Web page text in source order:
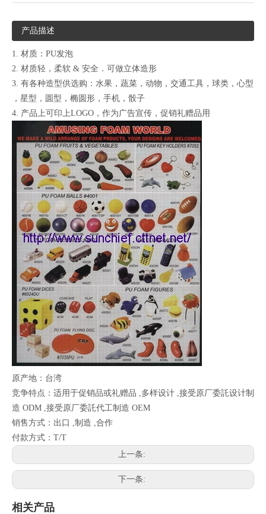
产品描述
1. 材质：PU发泡
2. 材质轻，柔软 & 安全．可做立体造形
3. 有各种造型供选购：水果，蔬菜，动物，交通工具，球类，心型
，星型，圆型，椭圆形，手机，骰子
4. 产品上可印上LOGO，作为广告宣传，促销礼赠品用
原产地：台湾
竞争特点：适用于促销品或礼赠品 ,多样设计 ,接受原厂委託设计制
造 ODM ,接受原厂委託代工制造 OEM
销售方式：出口 ,制造 ,合作
付款方式：T/T
上一条:
下一条:
相关产品